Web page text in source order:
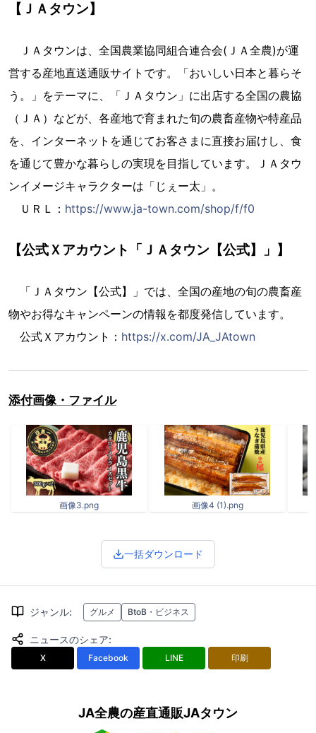
【ＪＡタウン】
ＪＡタウンは、全国農業協同組合連合会(ＪＡ全農)が運
営する産地直送通販サイトです。「おいしい日本と暮らそ
う。」をテーマに、「ＪＡタウン」に出店する全国の農協
（ＪＡ）などが、各産地で育まれた旬の農畜産物や特産品
を、インターネットを通じてお客さまに直接お届けし、食
を通じて豊かな暮らしの実現を目指しています。ＪＡタウ
ンイメージキャラクターは「じぇー太」。
ＵＲＬ： https://www.ja-town.com/shop/f/f0
【公式Ｘアカウント「ＪＡタウン【公式】」】
「ＪＡタウン【公式】」では、全国の産地の旬の農畜産
物やお得なキャンペーンの情報を都度発信しています。
公式Ｘアカウント： https://x.com/JA_JAtown
添付画像・ファイル
画像3.png 画像4 (1).png
一括ダウンロード
ジャンル: グルメ BtoB・ビジネス
ニュースのシェア:
X Facebook LINE 印刷
JA全農の産直通販JAタウン